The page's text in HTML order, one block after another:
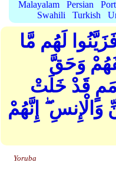
Malayalam
Persian
Swahili
Turkish
لَهُم مَّا
وَحَقَّ
قَدْ خَلَتْ
إِنَّهُمْ
Yoruba